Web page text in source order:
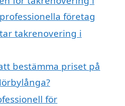
företag
takrenovering i
bestämma priset på
för